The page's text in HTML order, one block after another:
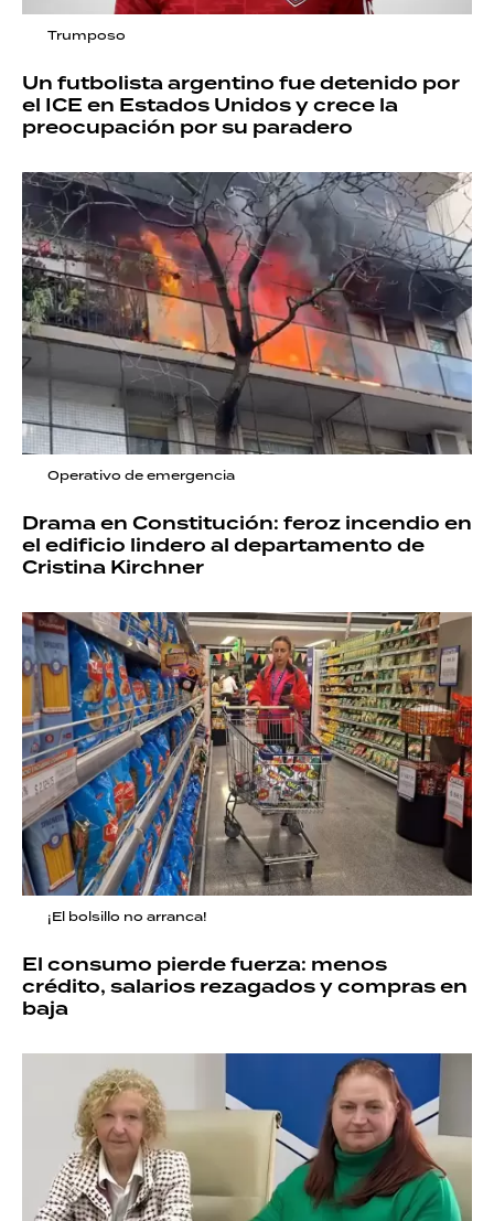
Trumposo
Un futbolista argentino fue detenido por
el ICE en Estados Unidos y crece la
preocupación por su paradero
Operativo de emergencia
Drama en Constitución: feroz incendio en
el edificio lindero al departamento de
Cristina Kirchner
¡El bolsillo no arranca!
El consumo pierde fuerza: menos
crédito, salarios rezagados y compras en
baja